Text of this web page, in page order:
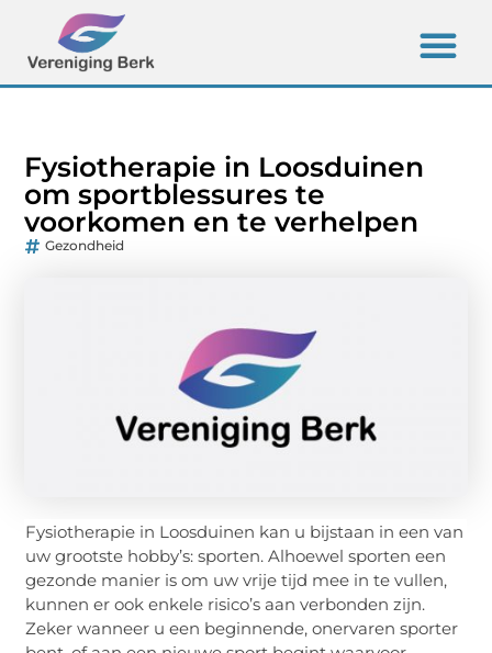
Fysiotherapie in Loosduinen
om sportblessures te
voorkomen en te verhelpen
Gezondheid
Fysiotherapie in Loosduinen kan u bijstaan in een van
uw grootste hobby’s: sporten. Alhoewel sporten een
gezonde manier is om uw vrije tijd mee in te vullen,
kunnen er ook enkele risico’s aan verbonden zijn.
Zeker wanneer u een beginnende, onervaren sporter